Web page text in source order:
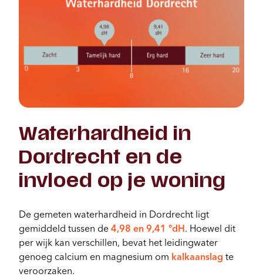
Waterhardheid in
Dordrecht en de
invloed op je woning
De gemeten waterhardheid in Dordrecht ligt
gemiddeld tussen de 4,98 en 9,41 °dH. Hoewel dit
per wijk kan verschillen, bevat het leidingwater
genoeg calcium en magnesium om kalkaanslag te
veroorzaken.